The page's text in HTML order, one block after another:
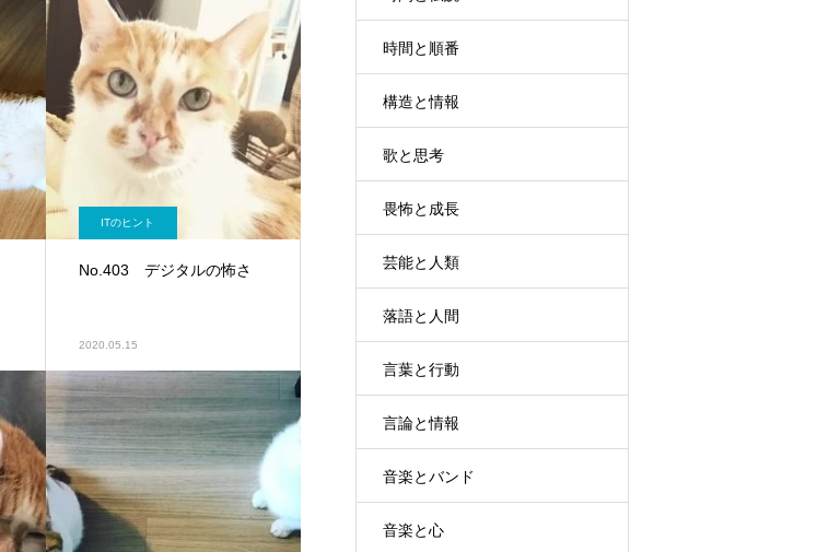
ITのヒント
No.403 デジタルの怖さ
2020.05.15
時間と順番
構造と情報
歌と思考
畏怖と成長
芸能と人類
落語と人間
言葉と行動
言論と情報
音楽とバンド
音楽と心